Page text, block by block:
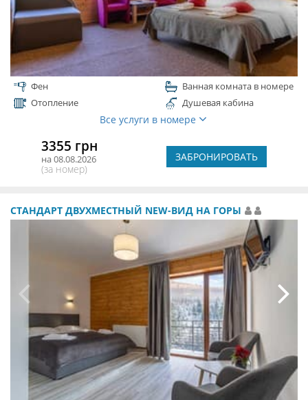
Фен
Ванная комната в номере
Отопление
Душевая кабина
Все услуги в номере
3355 грн
на 08.08.2026
(за номер)
ЗАБРОНИРОВАТЬ
СТАНДАРТ ДВУХМЕСТНЫЙ NEW-ВИД НА ГОРЫ